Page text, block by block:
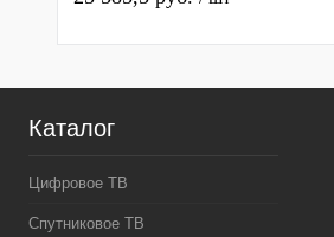
Каталог
Цифровое ТВ
Спутниковое ТВ